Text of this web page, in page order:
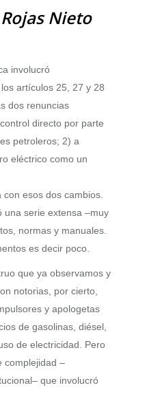
Nieto
involucró
artículos 25, 27 y 28
dos renuncias
directo por parte
petroleros; 2) a
eléctrico como un
con esos dos cambios.
una serie extensa –muy
normas y manuales.
es decir poco.
que ya observamos y
notorias, por cierto,
y apologetas
de gasolinas, diésel,
de electricidad. Pero
complejidad –
que involucró